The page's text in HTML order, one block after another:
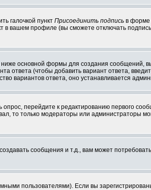
галочкой пункт Присоединить подпись в форме
вашем профиле (вы сможете отключать
ниже основной формы для создания сообщений,
ответа (чтобы добавить вариант ответа,
вариантов ответа, оно устанавливается
перейдите к редактированию первого
то только модераторы или администраторы
сообщения и т.д., вам может
пользователями). Если вы